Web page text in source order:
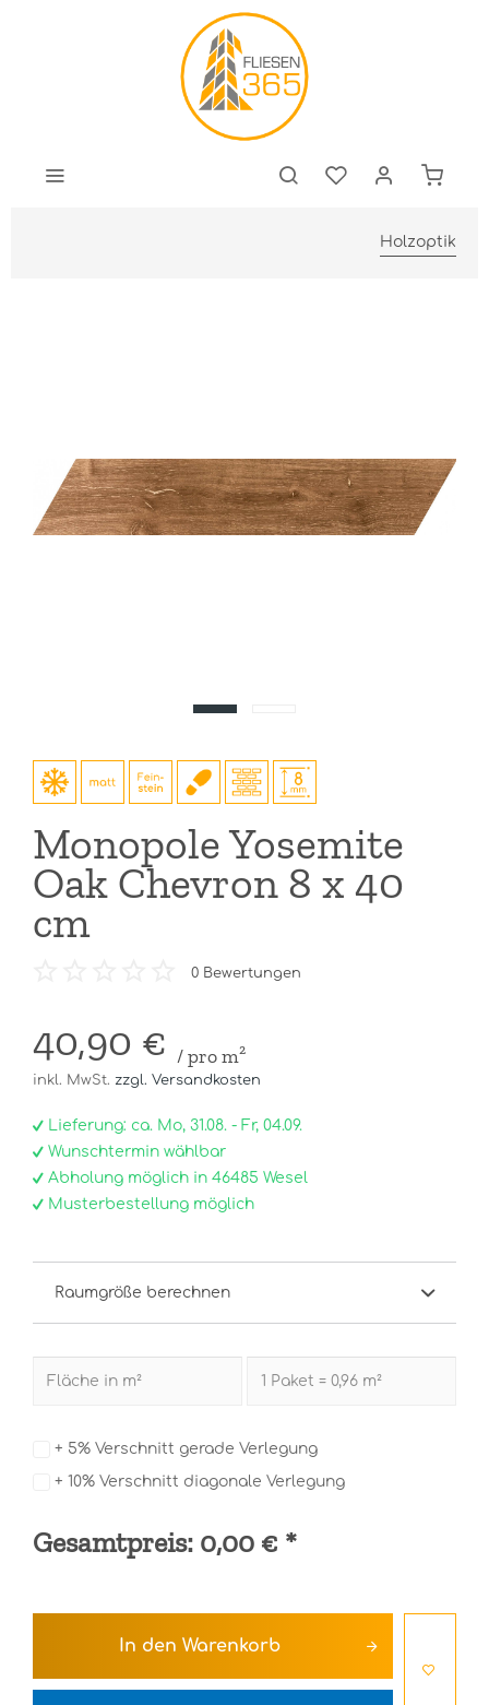
Holzoptik
Monopole Yosemite
Oak Chevron 8 x 40
cm
0 Bewertungen
40,90 € / pro m²
inkl. MwSt. zzgl. Versandkosten
Lieferung: ca. Mo, 31.08. - Fr, 04.09.
Wunschtermin wählbar
Abholung möglich in 46485 Wesel
Musterbestellung möglich
Raumgröße berechnen
+ 5% Verschnitt gerade Verlegung
+ 10% Verschnitt diagonale Verlegung
Gesamtpreis: 0,00 € *
In den Warenkorb